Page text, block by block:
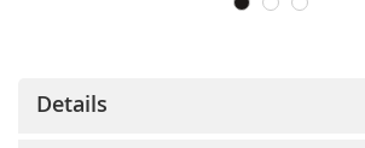
Details